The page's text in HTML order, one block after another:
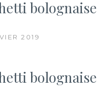
bolognaise
2019
bolognaise